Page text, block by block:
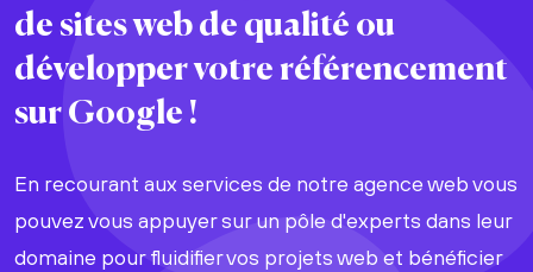
de sites web de qualité ou
développer votre référencement
sur Google !
En recourant aux services de notre agence web vous
pouvez vous appuyer sur un pôle d'experts dans leur
domaine pour fluidifier vos projets web et bénéficier